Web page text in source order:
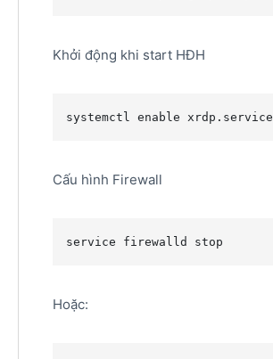
Khởi động khi start HĐH
systemctl enable xrdp.service
Cấu hình Firewall
service firewalld stop
Hoặc: